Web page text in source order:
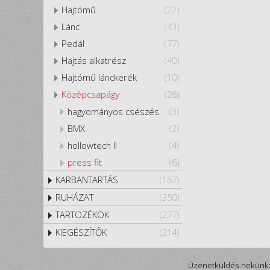
(22)
Hajtómű
(43)
Lánc
(77)
Pedál
(40)
Hajtás alkatrész
(10)
Hajtómű lánckerék
(26)
Középcsapágy
(3)
hagyományos csészés
(2)
BMX
(4)
hollowtech II
(6)
press fit
(167)
KARBANTARTÁS
(350)
RUHÁZAT
(277)
TARTOZÉKOK
(214)
KIEGÉSZÍTŐK
Üzenetküldés nekünk: